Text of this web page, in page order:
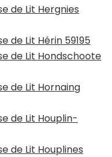
de Lit Hergnies
de Lit Hérin 59195
de Lit Hondschoote
de Lit Hornaing
de Lit Houplin-
de Lit Houplines